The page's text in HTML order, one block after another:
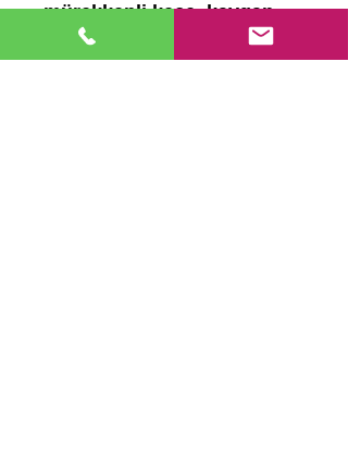
mürekkepli keçe, kaygan
zemine uygun mürekkepli